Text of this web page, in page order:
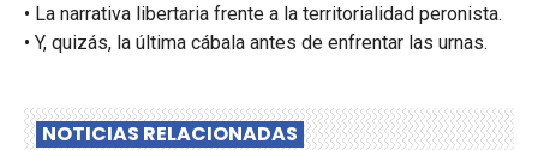
• La narrativa libertaria frente a la territorialidad peronista.
• Y, quizás, la última cábala antes de enfrentar las urnas.
NOTICIAS RELACIONADAS